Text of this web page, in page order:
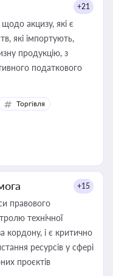
+21
акцизу, які є
які імпортують,
продукцію, з
податкового
Торгівля
+15
правового
технічної
кордону, і є критично
ресурсів у сфері
проєктів